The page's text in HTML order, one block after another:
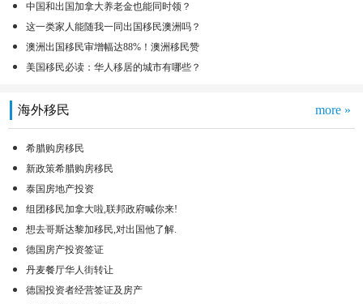
中国和出国加拿大养老金也能同时领？
这一类家人能随我一同出国移民澳洲吗？
澳洲出国移民审增幅达88%！澳洲移民赞
美国移民必读：华人移居的城市有哪些？
海外移民 more »
希腊购房移民
新政策希腊购房移民
泰国房地产投资
组团移民加拿大啦,联邦政府喊你来!
想去哥斯达黎加移民,对出国他了解.
德国房产投资签证
丹麦餐厅华人街转让
德国投资者经营签证及房产